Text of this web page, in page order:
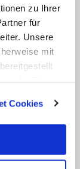
zu Ihrer
für
Unsere
mit
Cookies
seinen
Waal
und